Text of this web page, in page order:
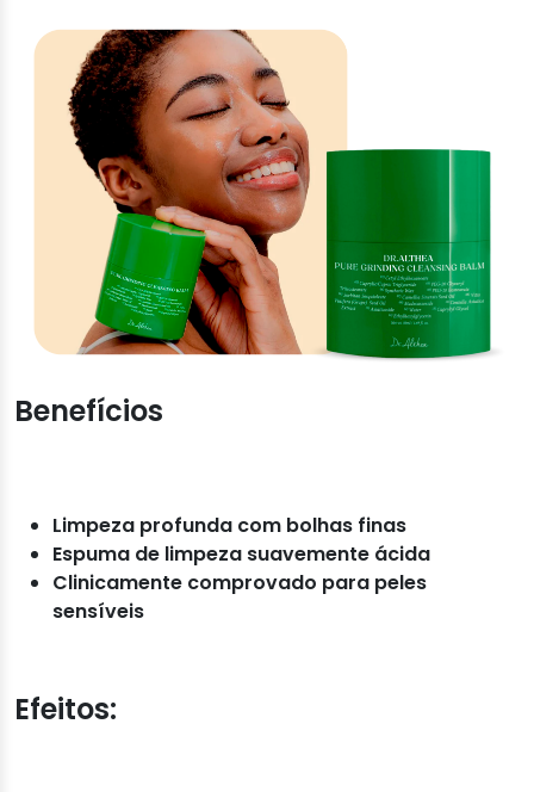
Benefícios
Limpeza profunda com bolhas finas
Espuma de limpeza suavemente ácida
Clinicamente comprovado para peles
sensíveis
Efeitos: